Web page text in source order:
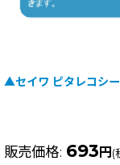
▲セイワ ピタレコシ
販売価格: 693円(